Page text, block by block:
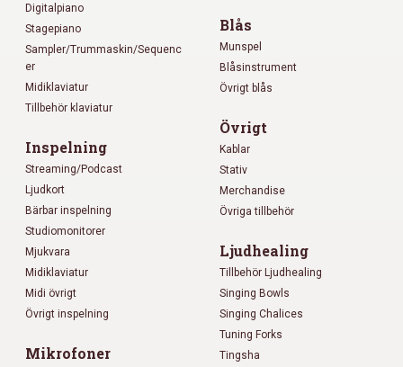
Digitalpiano
Stagepiano
Sampler/Trummaskin/Sequenc
er
Midiklaviatur
Tillbehör klaviatur
Inspelning
Streaming/Podcast
Ljudkort
Bärbar inspelning
Studiomonitorer
Mjukvara
Midiklaviatur
Midi övrigt
Övrigt inspelning
Mikrofoner
Blås
Munspel
Blåsinstrument
Övrigt blås
Övrigt
Kablar
Stativ
Merchandise
Övriga tillbehör
Ljudhealing
Tillbehör Ljudhealing
Singing Bowls
Singing Chalices
Tuning Forks
Tingsha